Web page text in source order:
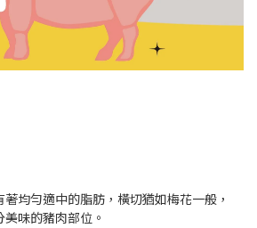
著均勻適中的脂肪，橫切猶如梅花一般，
味的豬肉部位。